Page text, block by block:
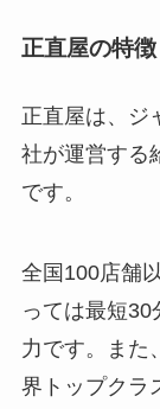
正直屋の特徴
正直屋は、ジ
社が運営する
です。
全国100店舗
っては最短
力です。また
界トップクラ